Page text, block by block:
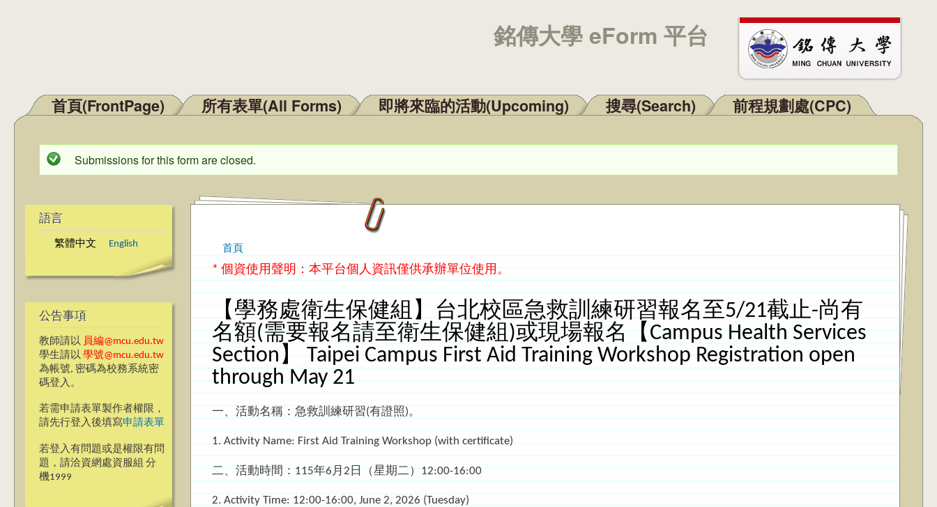
銘傳大學 eForm 平台
主選單
首頁(FrontPage) 所有表單(All Forms) 即將來臨的活動(Upcoming) 搜尋(Search) 前程規劃處(CPC)
狀態訊息
Submissions for this form are closed.
語言
繁體中文 English
公告事項
教師請以 員編@mcu.edu.tw
學生請以 學號@mcu.edu.tw
為帳號, 密碼為校務系統密
碼登入。
若需申請表單製作者權限，
請先行登入後填寫申請表單
若登入有問題或是權限有問
題，請洽資網處資服組 分
機1999
您在這裡
首頁
* 個資使用聲明：本平台個人資訊僅供承辦單位使用。
【學務處衛生保健組】台北校區急救訓練研習報名至5/21截止-尚有
名額(需要報名請至衛生保健組)或現場報名【Campus Health Services
Section】 Taipei Campus First Aid Training Workshop Registration open
through May 21
一、活動名稱：急救訓練研習(有證照)。
1. Activity Name: First Aid Training Workshop (with certificate)
二、活動時間：115年6月2日（星期二）12:00-16:00
2. Activity Time: 12:00-16:00, June 2, 2026 (Tuesday)